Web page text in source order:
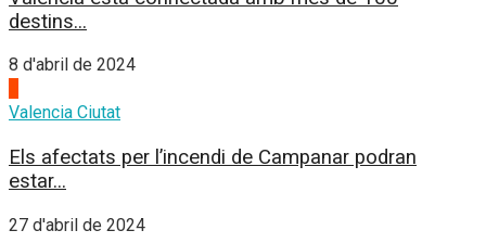
destins...
8 d'abril de 2024
Valencia Ciutat
Els afectats per l’incendi de Campanar podran
estar...
27 d'abril de 2024